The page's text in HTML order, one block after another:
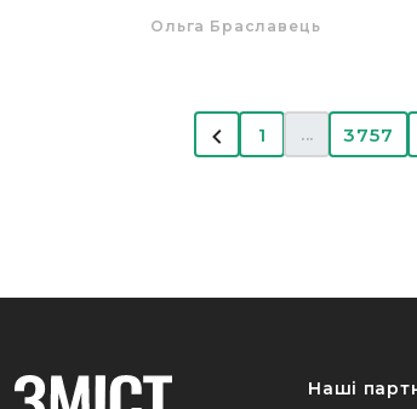
Ольга Браславець
1 ... 3757
Наші